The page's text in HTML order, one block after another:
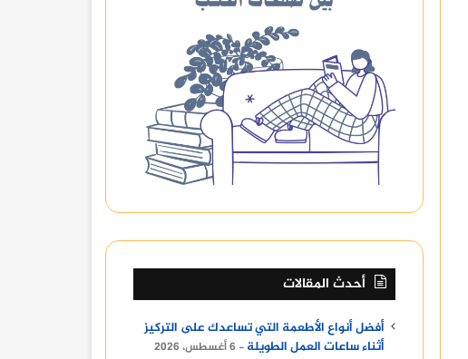
أحدث المقالات
أفضل أنواع الأطعمة التي تساعدك على التركيز
أثناء ساعات العمل الطويلة
6 أغسطس، 2026